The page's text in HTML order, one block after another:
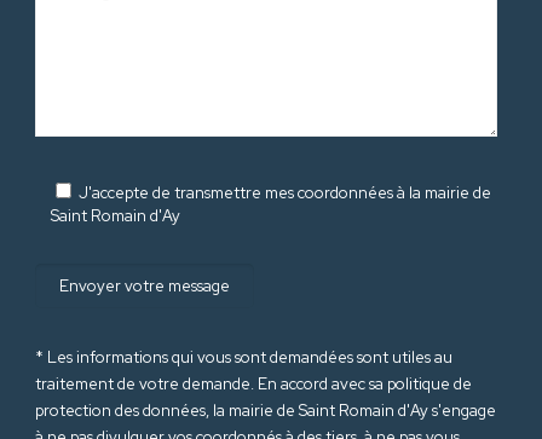
J'accepte de transmettre mes coordonnées à la mairie de
Saint Romain d'Ay
* Les informations qui vous sont demandées sont utiles au
traitement de votre demande. En accord avec sa politique de
protection des données, la mairie de Saint Romain d'Ay s'engage